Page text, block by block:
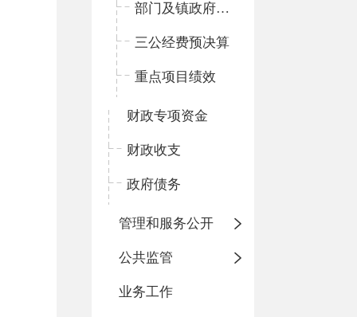
部门及镇政府决算
三公经费预决算
重点项目绩效
财政专项资金
财政收支
政府债务
管理和服务公开
公共监管
业务工作